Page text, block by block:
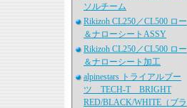
ソルチーム
Rikizoh CL250／CL500 ロー
＆ナローシートASSY
Rikizoh CL250／CL500 ロー
＆ナローシート加工
alpinestars トライアルブー
ツ TECH-T BRIGHT
RED/BLACK/WHITE（ブラ